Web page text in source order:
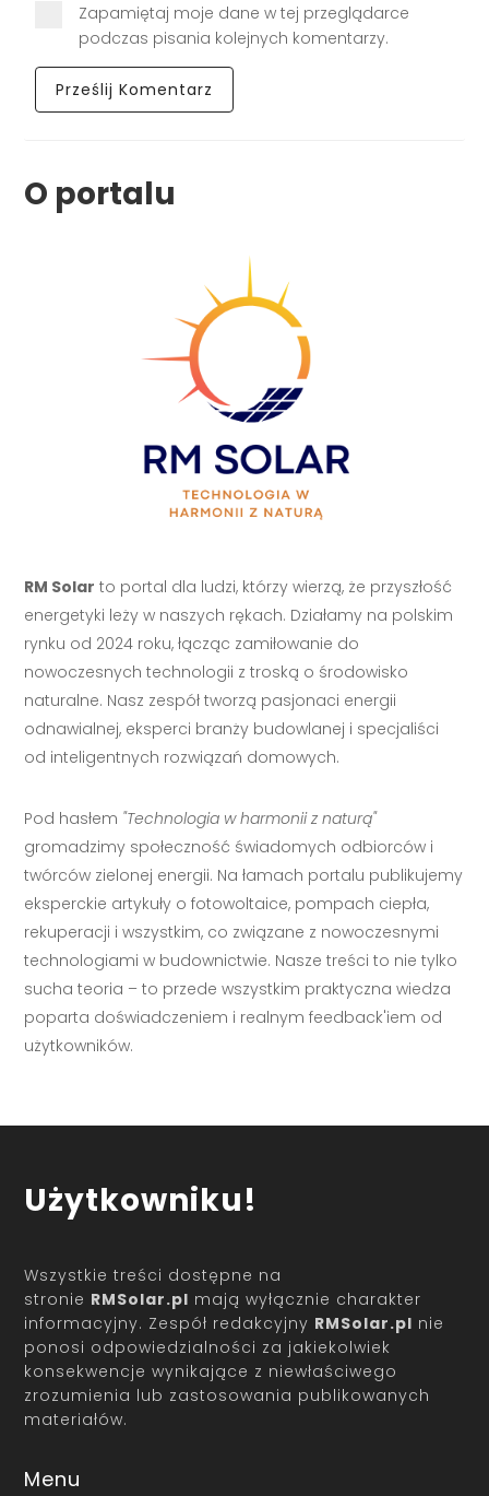
Zapamiętaj moje dane w tej przeglądarce
podczas pisania kolejnych komentarzy.
O portalu
RM Solar to portal dla ludzi, którzy wierzą, że przyszłość
energetyki leży w naszych rękach. Działamy na polskim
rynku od 2024 roku, łącząc zamiłowanie do
nowoczesnych technologii z troską o środowisko
naturalne. Nasz zespół tworzą pasjonaci energii
odnawialnej, eksperci branży budowlanej i specjaliści
od inteligentnych rozwiązań domowych.
Pod hasłem "Technologia w harmonii z naturą"
gromadzimy społeczność świadomych odbiorców i
twórców zielonej energii. Na łamach portalu publikujemy
eksperckie artykuły o fotowoltaice, pompach ciepła,
rekuperacji i wszystkim, co związane z nowoczesnymi
technologiami w budownictwie. Nasze treści to nie tylko
sucha teoria – to przede wszystkim praktyczna wiedza
poparta doświadczeniem i realnym feedback'iem od
użytkowników.
Użytkowniku!
Wszystkie treści dostępne na
stronie RMSolar.pl mają wyłącznie charakter
informacyjny. Zespół redakcyjny RMSolar.pl nie
ponosi odpowiedzialności za jakiekolwiek
konsekwencje wynikające z niewłaściwego
zrozumienia lub zastosowania publikowanych
materiałów.
Menu